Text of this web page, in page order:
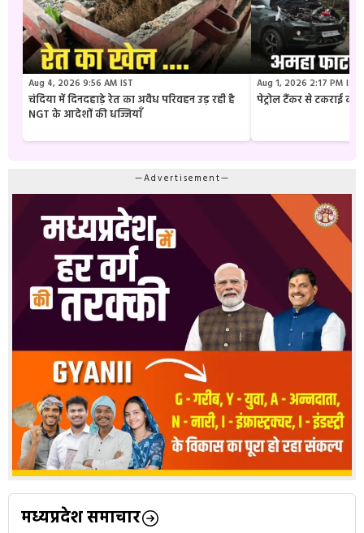
Aug 4, 2026 9:56 AM IST
चंदिया में दिनदहाड़े रेत का अवैध परिवहन उड़ रही है
NGT के आदेशों की धज्जियाँ
Aug 1, 2026 2:17 PM IST
पेट्रोल टैंकर से टकराई
—Advertisement—
मध्यप्रदेश समाचार